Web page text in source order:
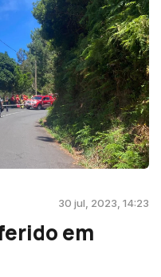
30 jul, 2023, 14:23
em